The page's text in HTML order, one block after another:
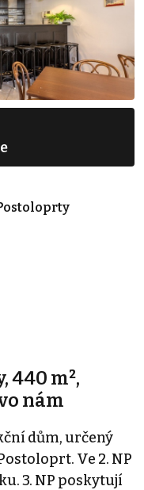
440 m²,
nám
dům, určený
Ve 2. NP
3. NP poskytují